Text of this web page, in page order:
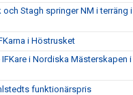
Stagh springer NM i terräng i
i Höstrusket
i Nordiska Mästerskapen i
funktionärspris